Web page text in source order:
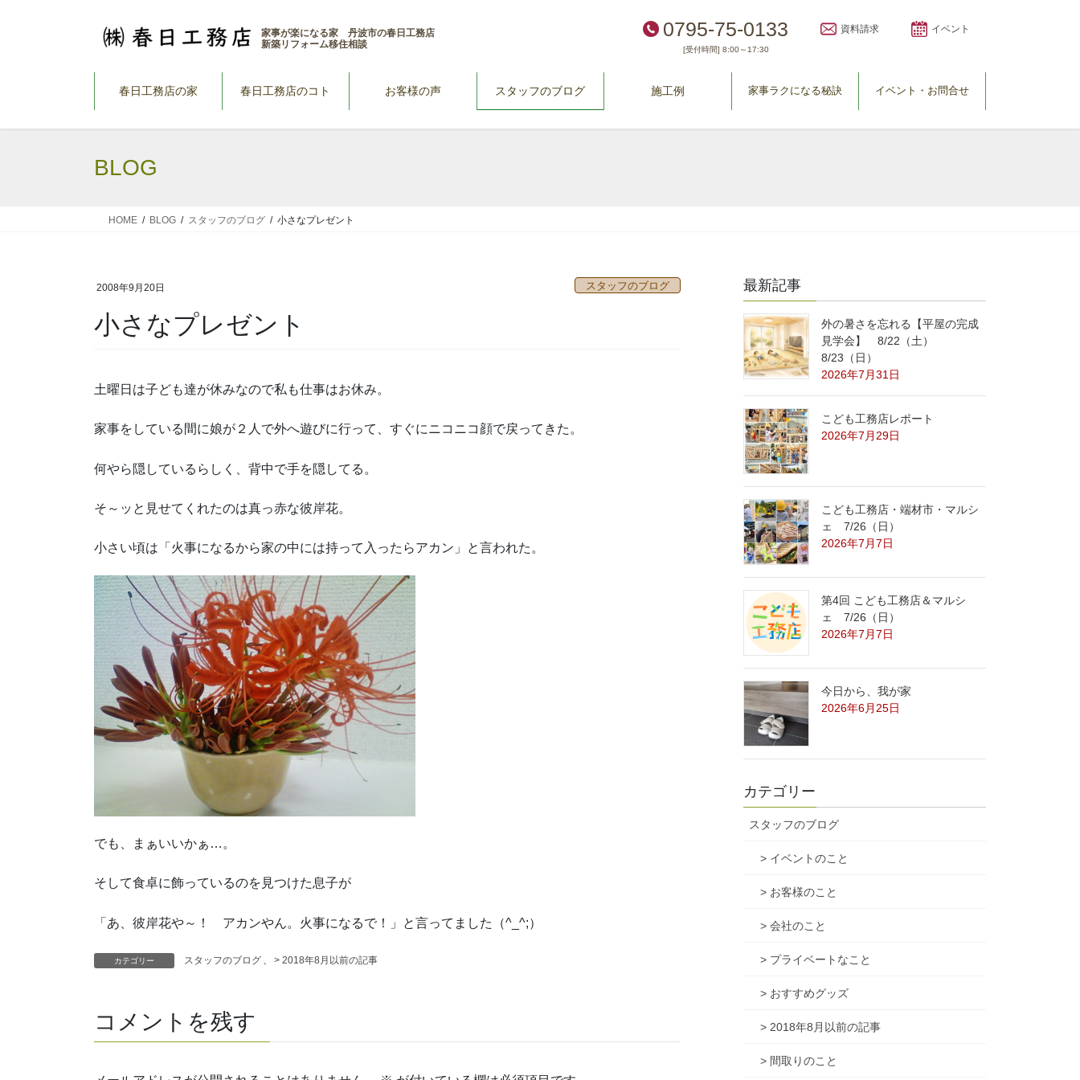
家事が楽になる家 丹波市の春日工務店
新築リフォーム移住相談
0795-75-0133
[受付時間] 8:00～17:30
資料請求 イベント
春日工務店の家 春日工務店のコト お客様の声 スタッフのブログ 施工例 家事ラクになる秘訣 イベント・お問合せ
BLOG
HOME BLOG スタッフのブログ 小さなプレゼント
2008年9月20日 スタッフのブログ
小さなプレゼント
土曜日は子ども達が休みなので私も仕事はお休み。
家事をしている間に娘が２人で外へ遊びに行って、すぐにニコニコ顔で戻ってきた。
何やら隠しているらしく、背中で手を隠してる。
そ～ッと見せてくれたのは真っ赤な彼岸花。
小さい頃は「火事になるから家の中には持って入ったらアカン」と言われた。
でも、まぁいいかぁ…。
そして食卓に飾っているのを見つけた息子が
「あ、彼岸花や～！ アカンやん。火事になるで！」と言ってました（^_^;）
カテゴリー スタッフのブログ 、 > 2018年8月以前の記事
コメントを残す
最新記事
外の暑さを忘れる【平屋の完成
見学会】 8/22（土）
8/23（日）
2026年7月31日
こども工務店レポート
2026年7月29日
こども工務店・端材市・マルシ
ェ 7/26（日）
2026年7月7日
第4回 こども工務店＆マルシ
ェ 7/26（日）
2026年7月7日
今日から、我が家
2026年6月25日
カテゴリー
スタッフのブログ
> イベントのこと
> お客様のこと
> 会社のこと
> プライベートなこと
> おすすめグッズ
> 2018年8月以前の記事
> 間取りのこと